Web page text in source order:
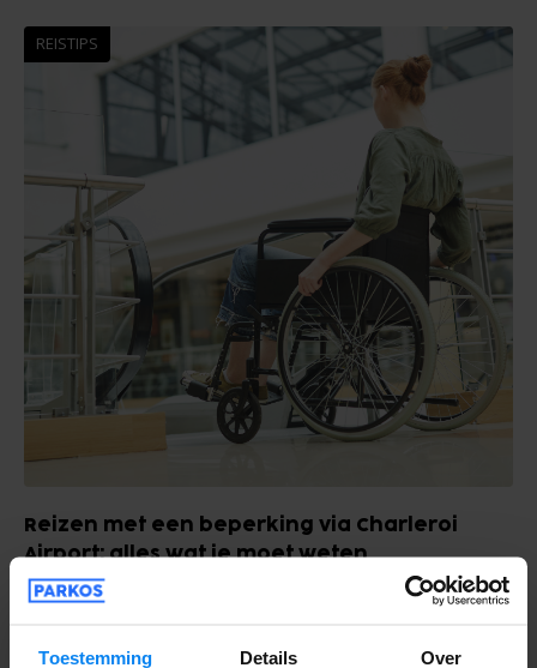
Toestemming Details Over
REISTIPS
Reizen met een beperking via Charleroi
Airport: alles wat je moet weten
maart, 2025
REISTIPS